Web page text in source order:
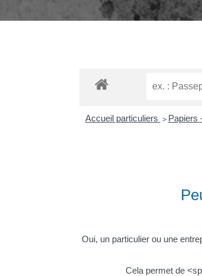
Accueil particuliers > Papiers
Oui, un particulier ou une
Cela permet de